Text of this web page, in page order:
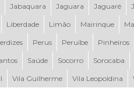
Jabaquara Jaguara Jaguaré
Liberdade Limão Mairinque
Perus Peruíbe Pinheiros
Saúde Socorro Sorocaba
Vila Guilherme Vila Leopoldina